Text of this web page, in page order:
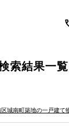
索結果一覧
城南町築地の一戸建て